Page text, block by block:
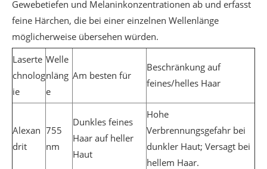
Gewebetiefen und Melaninkonzentrationen ab und erfasst
feine Härchen, die bei einer einzelnen Wellenlänge
möglicherweise übersehen würden.
Laserte
chnolog
ie
Welle
nläng
e
Am besten für
Beschränkung auf
feines/helles Haar
Alexan
drit
755
nm
Dunkles feines
Haar auf heller
Haut
Hohe
Verbrennungsgefahr bei
dunkler Haut; Versagt bei
hellem Haar.